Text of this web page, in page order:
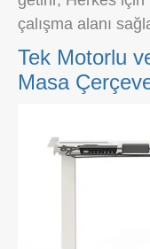
çalışma alanı
Tek Motorlu
Masa